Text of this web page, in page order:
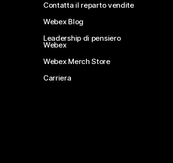
Contatta il reparto vendite
Webex Blog
Leadership di pensiero
Webex
Webex Merch Store
Carriera